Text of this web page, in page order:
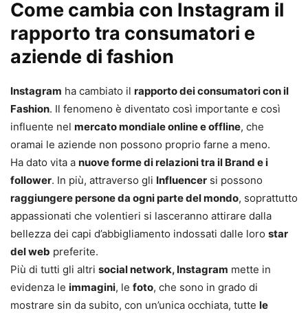
Come cambia con Instagram il
rapporto tra consumatori e
aziende di fashion
Instagram ha cambiato il rapporto dei consumatori con il
Fashion. Il fenomeno è diventato così importante e così
influente nel mercato mondiale online e offline, che
oramai le aziende non possono proprio farne a meno.
Ha dato vita a nuove forme di relazioni tra il Brand e i
follower. In più, attraverso gli Influencer si possono
raggiungere persone da ogni parte del mondo, soprattutto
appassionati che volentieri si lasceranno attirare dalla
bellezza dei capi d’abbigliamento indossati dalle loro star
del web preferite.
Più di tutti gli altri social network, Instagram mette in
evidenza le immagini, le foto, che sono in grado di
mostrare sin da subito, con un’unica occhiata, tutte le